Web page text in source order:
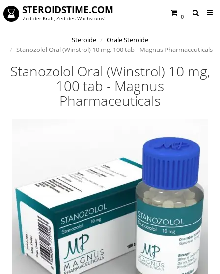
0
STEROIDSTIME.COM
Zeit der Kraft, Zeit des Wachstums!
Steroide
Orale Steroide
Stanozolol Oral (Winstrol) 10 mg, 100 tab - Magnus Pharmaceuticals
Stanozolol Oral (Winstrol) 10 mg,
100 tab - Magnus
Pharmaceuticals